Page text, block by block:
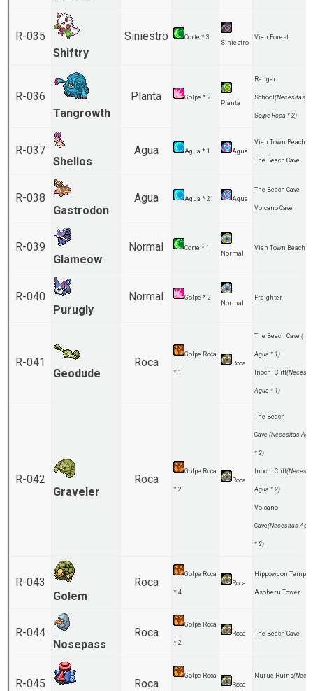
R-035
Shiftry
Siniestro
Corte * 3
Siniestro
Vien Forest
R-036
Tangrowth
Planta
Golpe * 2
Planta
Ranger
School (Necesitas
Golpe Roca * 2)
R-037
Shellos
Agua Agua * 1 Agua
Vien Town Beach
The Beach Cave
R-038
Gastrodon
Agua Agua * 2 Agua
The Beach Cave
Volcano Cave
R-039
Glameow
Normal
Corte * 1
Normal
Vien Town Beach
R-040
Purugly
Normal
Golpe * 2
Normal
Freighter
R-041
Geodude
Roca
Golpe Roca
* 1
Roca
The Beach Cave (
Agua * 1)
Inochi Cliff
Agua * 1)
R-042
Graveler
Roca
Golpe Roca
* 2
Roca
The Beach
Cave (Necesitas
* 2)
Inochi Cliff
Agua * 2)
Volcano
Cave(Necesitas
* 2)
R-043
Golem
Roca
Golpe Roca
* 4
Roca
Hippowdon Temple
Asoheru Tower
R-044
Nosepass
Roca
Golpe Roca
* 2
Roca The Beach Cave
R-045
Roca
Golpe Roca
Roca
Nurue Ruins(Needs